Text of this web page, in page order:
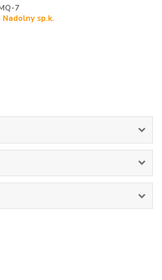
7
Nadolny sp.k.